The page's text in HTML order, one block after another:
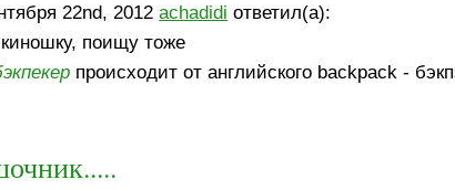
22nd, 2012achadidi ответил(а):
поищу тоже
происходит от английского backpack -